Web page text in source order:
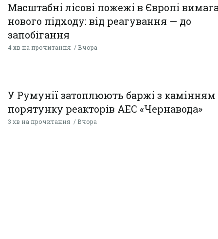
Масштабні лісові пожежі в Європі
нового підходу: від реагування — до
запобігання
4 хв на прочитання Вчора
У Румунії затоплюють баржі з
порятунку реакторів АЕС «Чернавода»
3 хв на прочитання Вчора